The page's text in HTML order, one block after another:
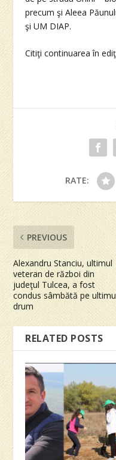
precum şi Aleea
şi UM DIAP.
Citiţi continuarea în
RATE:
PREVIOUS
Alexandru Stanciu, ultimul
veteran de război din
judeţul Tulcea, a fost
condus sâmbătă pe
drum
RELATED POSTS